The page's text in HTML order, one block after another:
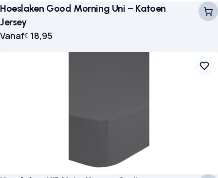
Hoeslaken Good Morning Uni – Katoen
Jersey
Vanaf€ 18,95